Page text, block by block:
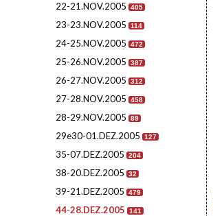
22-21.NOV.2005 405
23-23.NOV.2005 114
24-25.NOV.2005 472
25-26.NOV.2005 387
26-27.NOV.2005 312
27-28.NOV.2005 458
28-29.NOV.2005 89
29e30-01.DEZ.2005 127
35-07.DEZ.2005 204
38-20.DEZ.2005 32
39-21.DEZ.2005 479
44-28.DEZ.2005 141